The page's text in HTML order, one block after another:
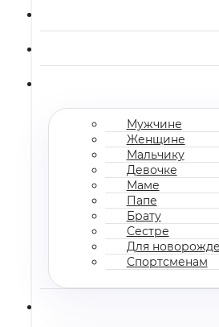
Мужчине
Женщине
Мальчику
Девочке
Маме
Папе
Брату
Сестре
Для
Спортсменам